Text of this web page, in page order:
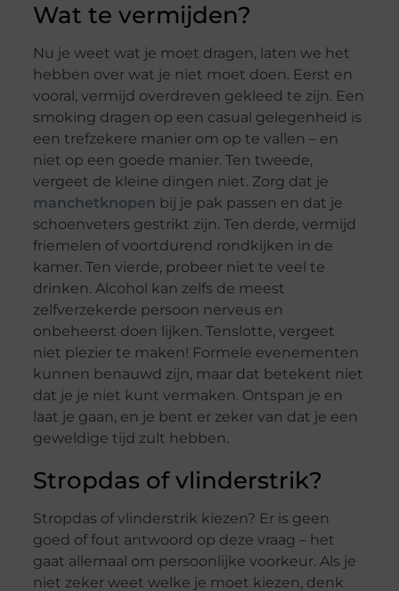
Wat te vermijden?
Nu je weet wat je moet dragen, laten we het
hebben over wat je niet moet doen. Eerst en
vooral, vermijd overdreven gekleed te zijn. Een
smoking dragen op een casual gelegenheid is
een trefzekere manier om op te vallen – en
niet op een goede manier. Ten tweede,
vergeet de kleine dingen niet. Zorg dat je
manchetknopen bij je pak passen en dat je
schoenveters gestrikt zijn. Ten derde, vermijd
friemelen of voortdurend rondkijken in de
kamer. Ten vierde, probeer niet te veel te
drinken. Alcohol kan zelfs de meest
zelfverzekerde persoon nerveus en
onbeheerst doen lijken. Tenslotte, vergeet
niet plezier te maken! Formele evenementen
kunnen benauwd zijn, maar dat betekent niet
dat je je niet kunt vermaken. Ontspan je en
laat je gaan, en je bent er zeker van dat je een
geweldige tijd zult hebben.
Stropdas of vlinderstrik?
Stropdas of vlinderstrik kiezen? Er is geen
goed of fout antwoord op deze vraag – het
gaat allemaal om persoonlijke voorkeur. Als je
niet zeker weet welke je moet kiezen, denk